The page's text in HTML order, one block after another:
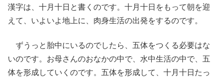
漢字は、十月十日と書くのです。十月十日をもって朝を迎
えて、いよいよ地上に、肉身生活の出発をするのです。
ずうっと胎中にいるのでしたら、五体をつくる必要はな
いのです。お母さんのおなかの中で、水中生活の中で、五
体を形成していくのです。五体を形成して、十月十日たっ